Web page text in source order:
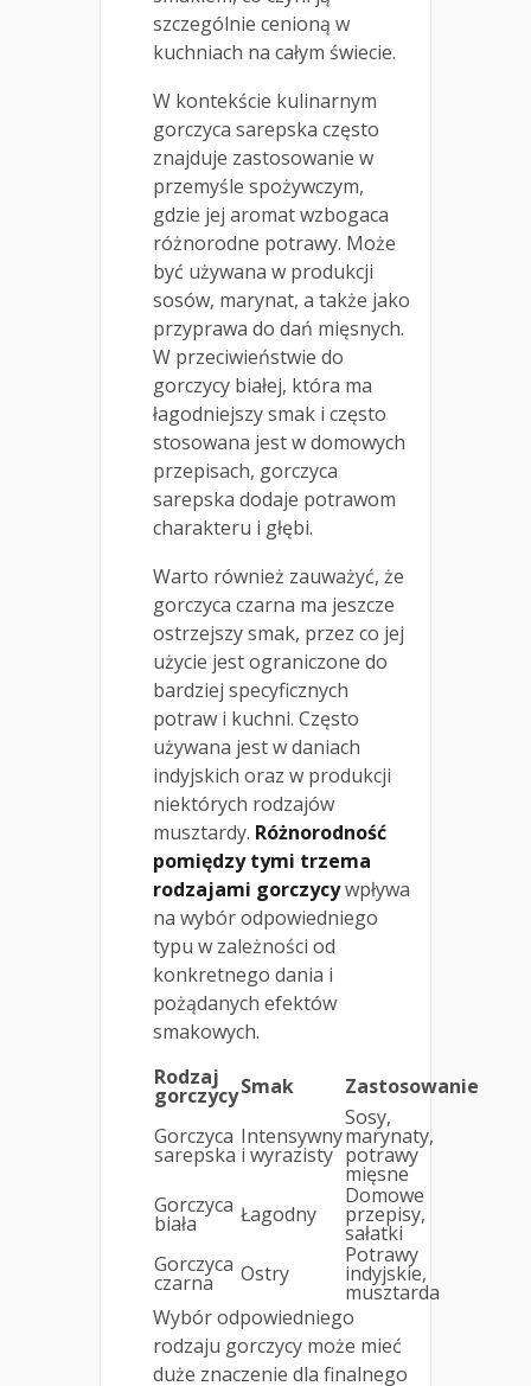
szczególnie cenioną w
kuchniach na całym świecie.
W kontekście kulinarnym
gorczyca sarepska często
znajduje zastosowanie w
przemyśle spożywczym,
gdzie jej aromat wzbogaca
różnorodne potrawy. Może
być używana w produkcji
sosów, marynat, a także jako
przyprawa do dań mięsnych.
W przeciwieństwie do
gorczycy białej, która ma
łagodniejszy smak i często
stosowana jest w domowych
przepisach, gorczyca
sarepska dodaje potrawom
charakteru i głębi.
Warto również zauważyć, że
gorczyca czarna ma jeszcze
ostrzejszy smak, przez co jej
użycie jest ograniczone do
bardziej specyficznych
potraw i kuchni. Często
używana jest w daniach
indyjskich oraz w produkcji
niektórych rodzajów
musztardy. Różnorodność
pomiędzy tymi trzema
rodzajami gorczycywpływa
na wybór odpowiedniego
typu w zależności od
konkretnego dania i
pożądanych efektów
smakowych.
Rodzaj
gorczycySmak
Zastosowanie
Gorczyca
sarepska
Intensywny
i wyrazisty
Sosy,
marynaty,
potrawy
mięsne
Gorczyca
biała Łagodny
Domowe
przepisy,
sałatki
Gorczyca
czarna Ostry
Potrawy
indyjskie,
musztarda
Wybór odpowiedniego
rodzaju gorczycy może mieć
duże znaczenie dla finalnego